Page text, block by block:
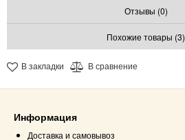
Отзывы (0)
Похожие товары (3)
В закладки В сравнение
Информация
Доставка и самовывоз